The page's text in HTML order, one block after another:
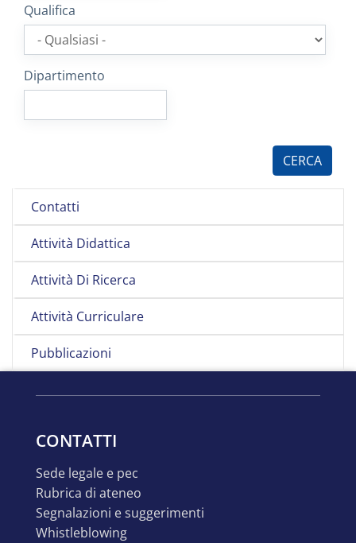
Contatti
Attività Didattica
Attività Di Ricerca
Attività Curriculare
Pubblicazioni
Qualifica
Dipartimento
CONTATTI
sede legale e pec
rubrica di ateneo
segnalazioni e suggerimenti
whistleblowing